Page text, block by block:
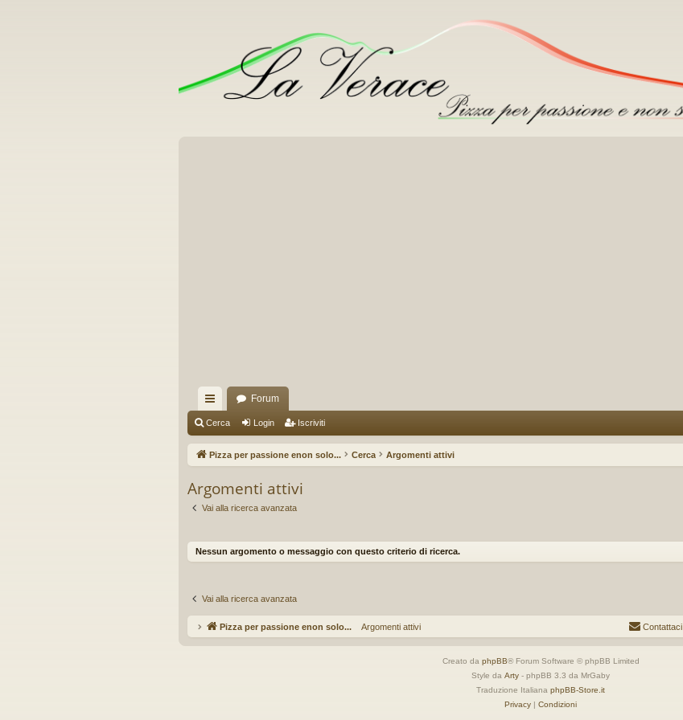
oll
eg
m
ti
idi
Forum
Cerca Login Iscriviti
Pizza per passione enon solo... Cerca Argomenti attivi
Argomenti attivi
Vai alla ricerca avanzata
Nessun argomento o messaggio con questo criterio di ricerca.
Vai alla ricerca avanzata
Argomenti attivi
Pizza per passione enon solo... Contattaci
Creato da phpBB® Forum Software © phpBB Limited
Style da Arty - phpBB 3.3 da MrGaby
Traduzione Italiana phpBB-Store.it
Privacy
Condizioni